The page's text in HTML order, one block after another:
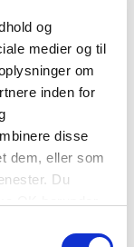
og
medier og til
om
inden for
disse
dem, eller som
Du